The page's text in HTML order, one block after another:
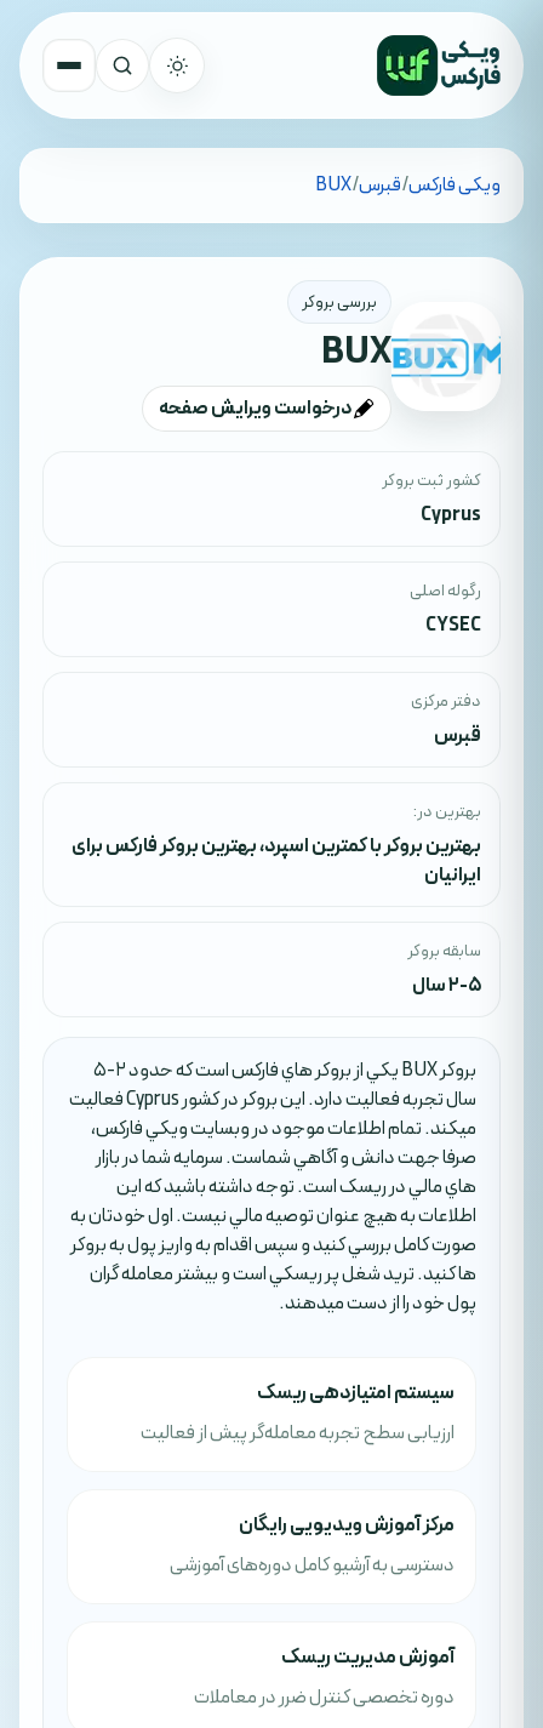
تمام کشورهاویکی فارکس/قبرس/
BUX
بررسی بروکر
BUX
درخواست ویرایش صفحه
کشور ثبت بروکر
Cyprus
رگوله اصلی
CYSEC
دفتر مرکزی
قبرس
بهترین در:
بهترین بروکر با کمترین اسپرد،بهترین بروکر فارکس برای
ایرانیان
سابقه بروکر
2-5 سال
بروکر BUX يکي از بروکر هاي فارکس است که حدود 2-5
سال تجربه فعاليت دارد. اين بروکر در کشور Cyprus فعاليت
ميکند. تمام اطلاعات موجود در وبسايت ويکي فارکس،
صرفا جهت دانش و آگاهي شماست. سرمايه شما در بازار
هاي مالي در ريسک است. توجه داشته باشيد که اين
اطلاعات به هيچ عنوان توصيه مالي نيست. اول خودتان به
صورت کامل بررسي کنيد و سپس اقدام به واريز پول به بروکر
ها کنيد. تريد شغل پر ريسکي است و بيشتر معامله گران
پول خود را از دست ميدهند.
سیستم امتیازدهی ریسک
ارزیابی سطح تجربه معامله‌گر پیش از فعالیت
مرکز آموزش ویدیویی رایگان
دسترسی به آرشیو کامل دوره‌های آموزشی
آموزش مدیریت ریسک
دوره تخصصی کنترل ضرر در معاملات